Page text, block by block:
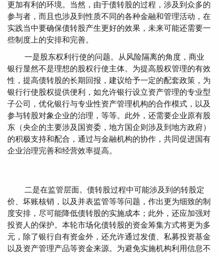
更加有利的环境。当然，由于债转股的过程，涉及到众多的
参与者，而且也涉及到性质不同的各种金融和管理活动，在
实践当中要确保债转股产生更好的效果，未来可能还需要一
些制度上的安排和完善。
一是股东权利行使的问题。从风险隔离的角度，商业
银行显然不是理想的股权行使主体。为提高股权管理的有效
性，提高债转股的长期回报，建议给予一定的配套政策，为
银行行使股权提供便利，如允许银行设立资产管理的专业型
子公司，优化银行与专业性资产管理机构的合作模式，以及
参与转股对象企业的治理，等等。此外，还需要企业原有股
东（央企的主要涉及国资委，地方国企则涉及到地方政府）
的积极支持和配合，通过与金融机构的协作，共同促进国有
企业治理完善和经营效率提高。
二是在监管层面。债转股过程中可能涉及到的转股定
价、坏账核销，以及并表监管等等问题，作出更为细致的制
度安排，尽可能降低债转股的实施成本；此外，还应加强对
投资人的保护。本轮市场化债转股的资金筹集方式将更为多
元，除了银行自有资金外，还允许通过发债、私募投资基金
以及资产管理产品等资金来源。为避免实施机构利用信息不